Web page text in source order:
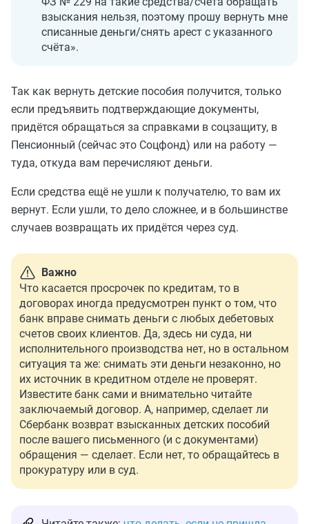
взыскания нельзя, поэтому прошу вернуть мне
списанные деньги/снять арест с указанного
счёта».
Так как вернуть детские пособия получится, только
если предъявить подтверждающие документы,
придётся обращаться за справками в соцзащиту, в
Пенсионный (сейчас это Соцфонд) или на работу —
туда, откуда вам перечисляют деньги.
Если средства ещё не ушли к получателю, то вам их
вернут. Если ушли, то дело сложнее, и в большинстве
случаев возвращать их придётся через суд.
Важно
Что касается просрочек по кредитам, то в
договорах иногда предусмотрен пункт о том, что
банк вправе снимать деньги с любых дебетовых
счетов своих клиентов. Да, здесь ни суда, ни
исполнительного производства нет, но в остальном
ситуация та же: снимать эти деньги незаконно, но
их источник в кредитном отделе не проверят.
Известите банк сами и внимательно читайте
заключаемый договор. А, например, сделает ли
Сбербанк возврат взысканных детских пособий
после вашего письменного (и с документами)
обращения — сделает. Если нет, то обращайтесь в
прокуратуру или в суд.